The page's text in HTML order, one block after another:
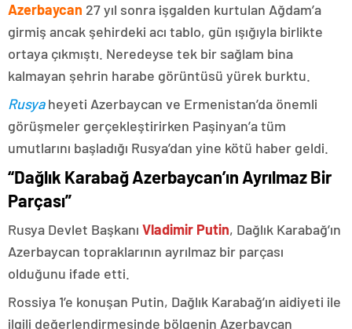
Azerbaycan 27 yıl sonra işgalden kurtulan Ağdam’a
girmiş ancak şehirdeki acı tablo, gün ışığıyla birlikte
ortaya çıkmıştı. Neredeyse tek bir sağlam bina
kalmayan şehrin harabe görüntüsü yürek burktu.
Rusyaheyeti Azerbaycan ve Ermenistan’da önemli
görüşmeler gerçekleştirirken Paşinyan’a tüm
umutlarını başladığı Rusya’dan yine kötü haber geldi.
“Dağlık Karabağ Azerbaycan’ın Ayrılmaz Bir
Parçası”
Rusya Devlet Başkanı Vladimir Putin, Dağlık Karabağ’ın
Azerbaycan topraklarının ayrılmaz bir parçası
olduğunu ifade etti.
Rossiya 1’e konuşan Putin, Dağlık Karabağ’ın aidiyeti ile
ilgili değerlendirmesinde bölgenin Azerbaycan